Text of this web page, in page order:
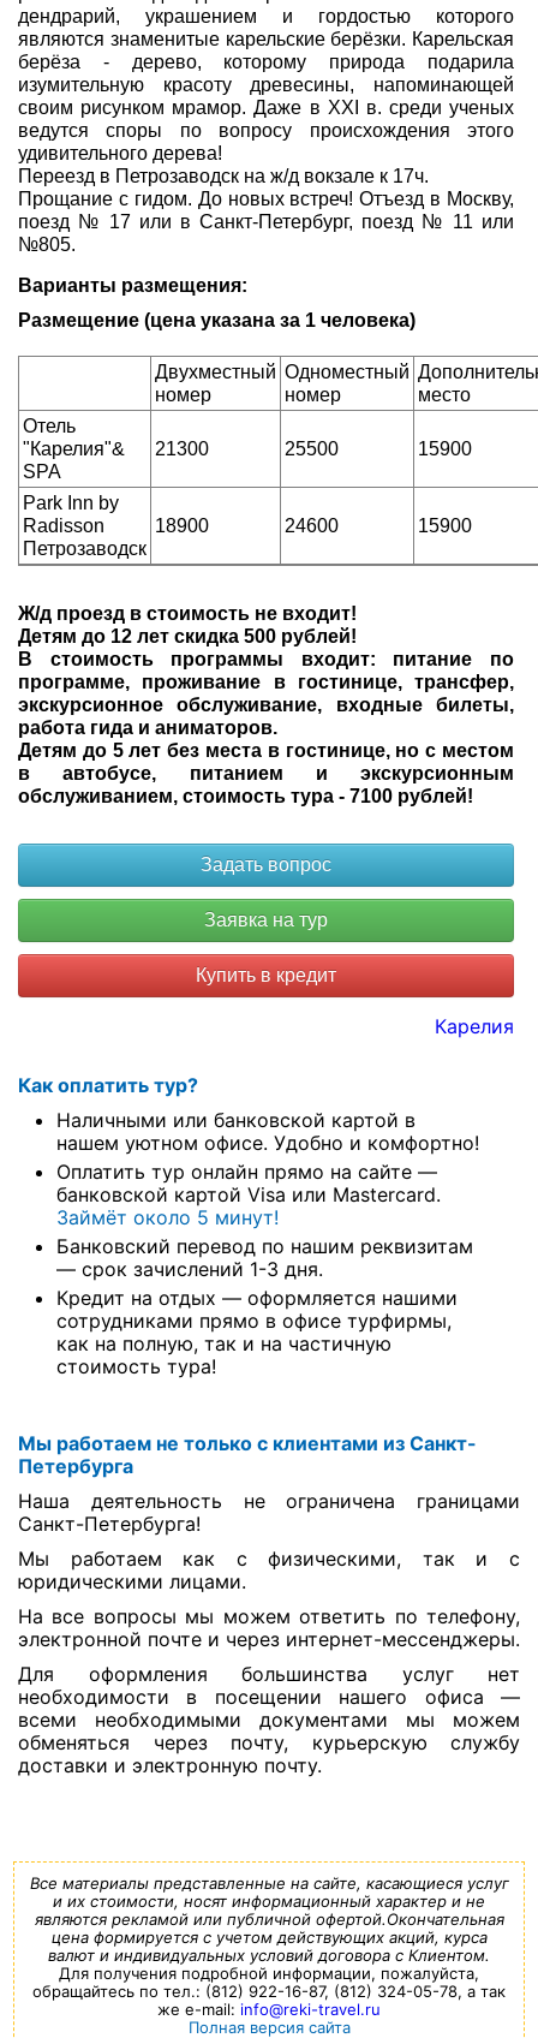
дендрарий, украшением и гордостью которого
являются знаменитые карельские берёзки. Карельская
берёза - дерево, которому природа подарила
изумительную красоту древесины, напоминающей
своим рисунком мрамор. Даже в XXI в. среди ученых
ведутся споры по вопросу происхождения этого
удивительного дерева!
Переезд в Петрозаводск на ж/д вокзале к 17ч.
Прощание с гидом. До новых встреч! Отъезд в Москву,
поезд № 17 или в Санкт-Петербург, поезд № 11 или
№805.
Варианты размещения:
Размещение (цена указана за 1 человека)
Двухместный
номер
Одноместный
номер
место
Отель
"Карелия"&
SPA
21300 25500 15900
Park Inn by
Radisson
Петрозаводск
18900 24600 15900
Ж/д проезд в стоимость не входит!
Детям до 12 лет скидка 500 рублей!
В стоимость программы входит: питание по
программе, проживание в гостинице, трансфер,
экскурсионное обслуживание, входные билеты,
работа гида и аниматоров.
Детям до 5 лет без места в гостинице, но с местом
в автобусе, питанием и экскурсионным
обслуживанием, стоимость тура - 7100 рублей!
Купить в кредит
Карелия
Как оплатить тур?
Наличными или банковской картой в
нашем уютном офисе. Удобно и комфортно!
Оплатить тур онлайн прямо на сайте —
банковской картой Visa или Mastercard.
Займёт около 5 минут!
Банковский перевод по нашим реквизитам
— срок зачислений 1-3 дня.
Кредит на отдых — оформляется нашими
сотрудниками прямо в офисе турфирмы,
как на полную, так и на частичную
стоимость тура!
Мы работаем не только с клиентами из Санкт-
Петербурга
Наша деятельность не ограничена границами
Санкт-Петербурга!
Мы работаем как с физическими, так и с
юридическими лицами.
На все вопросы мы можем ответить по телефону,
электронной почте и через интернет-мессенджеры.
Для оформления большинства услуг нет
необходимости в посещении нашего офиса —
всеми необходимыми документами мы можем
обменяться через почту, курьерскую службу
доставки и электронную почту.
Все материалы представленные на сайте, касающиеся услуг
и их стоимости, носят информационный характер и не
являются рекламой или публичной офертой.Окончательная
цена формируется с учетом действующих акций, курса
валют и индивидуальных условий договора с Клиентом.
Для получения подробной информации, пожалуйста,
обращайтесь по тел.: (812) 922-16-87, (812) 324-05-78, а так
же e-mail: info@reki-travel.ru
Полная версия сайта